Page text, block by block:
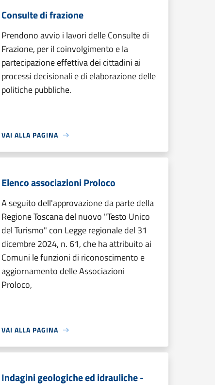
Consulte di frazione
Prendono avvio i lavori delle Consulte di
Frazione, per il coinvolgimento e la
partecipazione effettiva dei cittadini ai
processi decisionali e di elaborazione delle
politiche pubbliche.
VAI ALLA PAGINA
Elenco associazioni Proloco
A seguito dell'approvazione da parte della
Regione Toscana del nuovo "Testo Unico
del Turismo" con Legge regionale del 31
dicembre 2024, n. 61, che ha attribuito ai
Comuni le funzioni di riconoscimento e
aggiornamento delle Associazioni
Proloco,
VAI ALLA PAGINA
Indagini geologiche ed idrauliche -